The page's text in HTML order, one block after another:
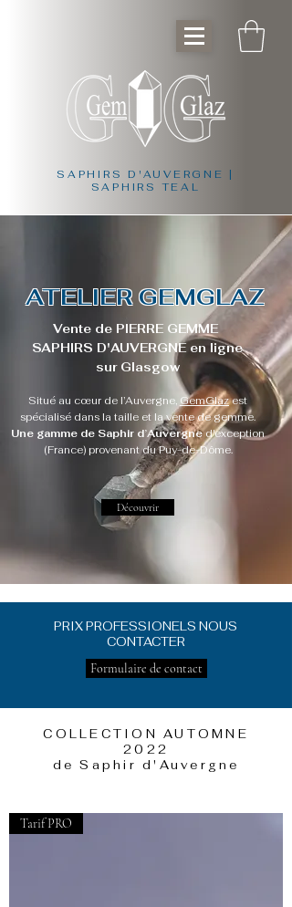
SAPHIRS D'AUVERGNE |
SAPHIRS TEAL
ATELIER GEMGLAZ
Vente de PIERRE GEMME
SAPHIRS D'AUVERGNE en ligne
sur Glasgow
Situé au cœur de l’Auvergne, GemGlazest
spécialisé dans la taille et la vente de gemme.
Une gamme de Saphir d’Auvergned'exception
(France) provenant du Puy-de-Dôme.
Découvrir
PRIX PROFESSIONELS NOUS
CONTACTER
Formulaire de contact
COLLECTION AUTOMNE
2022
de Saphir d'Auvergne
Tarif PRO